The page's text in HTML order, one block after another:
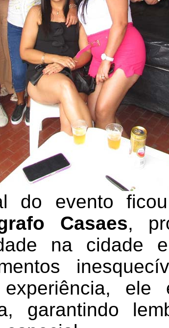
do evento
Casaes,
na cidade
ele
garantindo